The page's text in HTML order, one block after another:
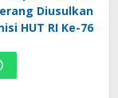
Diusulkan
HUT RI Ke-76